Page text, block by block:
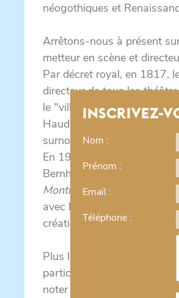
néogothiques et
Arrêtons-nous à présent
metteur en scène et
Par décret royal, en 1817,
directeur de tous les
le "village d'Orsel" une
Haudebourg. Inauguré en
surnommé "Galère
En 1907 un nouveau
Bernhardt herself... mais
Montmartre Cinéma,
le
avec l'arrivée de Charles
création parisienne, et l
Plus loin, nous avons la
particulièrement les
noter qu'il s'agit de l'une
INSCRIVEZ-
Nom :
Prénom :
Email :
Téléphone :